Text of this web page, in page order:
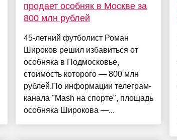
продает особняк в Москве за
800 млн рублей
45-летний футболист Роман
Широков решил избавиться от
особняка в Подмосковье,
стоимость которого — 800 млн
рублей.По информации телеграм-
канала "Mash на спорте", площадь
особняка Широкова —...